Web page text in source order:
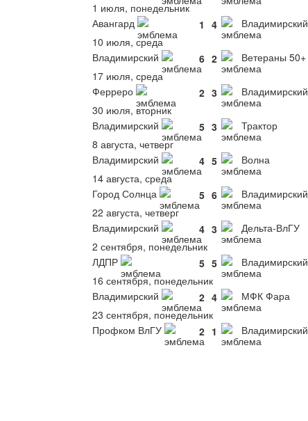
1 июля, понедельник
Авангард
1 4 Владимирский
10 июля, среда
Владимирский
6 2 Ветераны 50+
17 июля, среда
Ферреро
2 3 Владимирский
30 июля, вторник
Владимирский
5 3 Трактор
8 августа, четверг
Владимирский
4 5 Волна
14 августа, среда
Город Солнца
5 6 Владимирский
22 августа, четверг
Владимирский
4 3 Дельта-ВлГУ
2 сентября, понедельник
ЛДПР
5 5 Владимирский
16 сентября, понедельник
Владимирский
2 4 МФК Фара
23 сентября, понедельник
Профком ВлГУ
2 1 Владимирский